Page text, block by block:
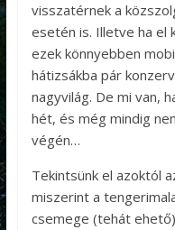
visszatérnek a
esetén is. Illetve ha el
ezek könnyebben
hátizsákba pár
nagyvilág. De mi van,
hét, és még mindig
végén…
Tekintsünk el azoktól
miszerint a
csemege (tehát